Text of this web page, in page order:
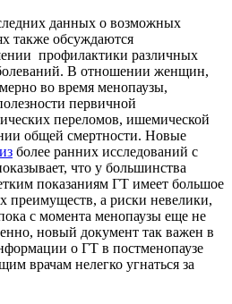
данных о возможных
также обсуждаются
профилактики различных
В отношении женщин,
во время менопаузы,
первичной
переломов, ишемической
общей смертности. Новые
более ранних исследований с
что у большинства
показаниям ГТ имеет большое
преимуществ, а риски невелики,
с момента менопаузы еще не
новый документ так важен в
о ГТ в постменопаузе
врачам нелегко угнаться за